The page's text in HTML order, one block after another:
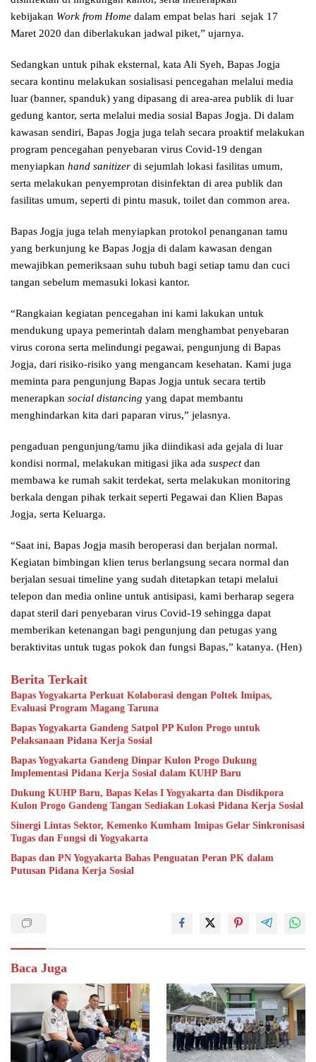
kebijakan Work from Home dalam empat belas hari sejak 17
Maret 2020 dan diberlakukan jadwal piket,” ujarnya.
Sedangkan untuk pihak eksternal, kata Ali Syeh, Bapas Jogja
secara kontinu melakukan sosialisasi pencegahan melalui media
luar (banner, spanduk) yang dipasang di area-area publik di luar
gedung kantor, serta melalui media sosial Bapas Jogja. Di dalam
kawasan sendiri, Bapas Jogja juga telah secara proaktif melakukan
program pencegahan penyebaran virus Covid-19 dengan
menyiapkan hand sanitizer di sejumlah lokasi fasilitas umum,
serta melakukan penyemprotan disinfektan di area publik dan
fasilitas umum, seperti di pintu masuk, toilet dan common area.
Bapas Jogja juga telah menyiapkan protokol penanganan tamu
yang berkunjung ke Bapas Jogja di dalam kawasan dengan
mewajibkan pemeriksaan suhu tubuh bagi setiap tamu dan cuci
tangan sebelum memasuki lokasi kantor.
“Rangkaian kegiatan pencegahan ini kami lakukan untuk
mendukung upaya pemerintah dalam menghambat penyebaran
virus corona serta melindungi pegawai, pengunjung di Bapas
Jogja, dari risiko-risiko yang mengancam kesehatan. Kami juga
meminta para pengunjung Bapas Jogja untuk secara tertib
menerapkan social distancing yang dapat membantu
menghindarkan kita dari paparan virus,” jelasnya.
pengaduan pengunjung/tamu jika diindikasi ada gejala di luar
kondisi normal, melakukan mitigasi jika ada suspectdan
membawa ke rumah sakit terdekat, serta melakukan monitoring
berkala dengan pihak terkait seperti Pegawai dan Klien Bapas
Jogja, serta Keluarga.
“Saat ini, Bapas Jogja masih beroperasi dan berjalan normal.
Kegiatan bimbingan klien terus berlangsung secara normal dan
berjalan sesuai timeline yang sudah ditetapkan tetapi melalui
telepon dan media online untuk antisipasi, kami berharap segera
dapat steril dari penyebaran virus Covid-19 sehingga dapat
memberikan ketenangan bagi pengunjung dan petugas yang
beraktivitas untuk tugas pokok dan fungsi Bapas,” katanya. (Hen)
Berita Terkait
Bapas Yogyakarta Perkuat Kolaborasi dengan Poltek Imipas,
Evaluasi Program Magang Taruna
Bapas Yogyakarta Gandeng Satpol PP Kulon Progo untuk
Pelaksanaan Pidana Kerja Sosial
Bapas Yogyakarta Gandeng Dinpar Kulon Progo Dukung
Implementasi Pidana Kerja Sosial dalam KUHP Baru
Dukung KUHP Baru, Bapas Kelas I Yogyakarta dan Disdikpora
Kulon Progo Gandeng Tangan Sediakan Lokasi Pidana Kerja Sosial
Sinergi Lintas Sektor, Kemenko Kumham Imipas Gelar Sinkronisasi
Tugas dan Fungsi di Yogyakarta
Bapas dan PN Yogyakarta Bahas Penguatan Peran PK dalam
Putusan Pidana Kerja Sosial
Baca Juga